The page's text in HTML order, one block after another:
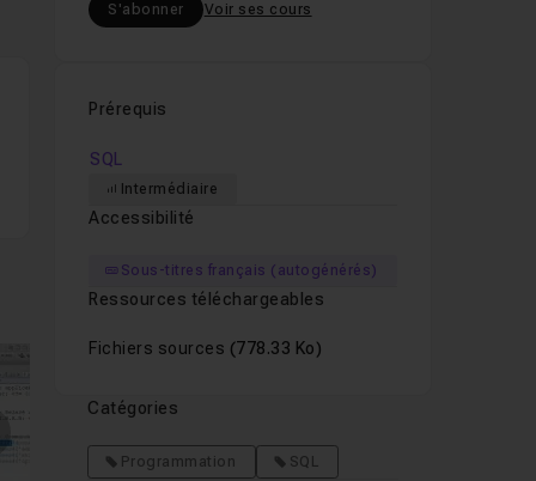
suivantes
S'abonner Voir ses cours
Prérequis
SQL
Intermédiaire
Accessibilité
Sous-titres français (autogénérés)
Ressources téléchargeables
Fichiers sources (778.33 Ko)
Catégories
Programmation
SQL